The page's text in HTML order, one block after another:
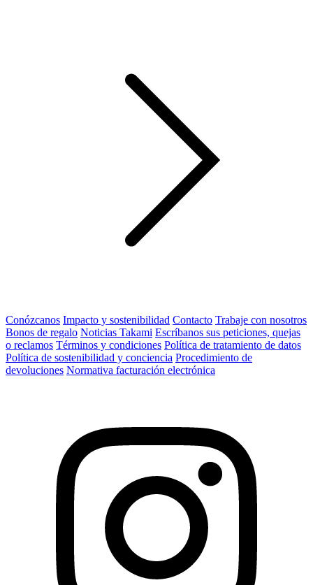
Conózcanos Impacto y sostenibilidad Contacto Trabaje con nosotros
Bonos de regalo Noticias Takami Escríbanos sus peticiones, quejas
o reclamos Términos y condiciones Política de tratamiento de datos
Política de sostenibilidad y conciencia Procedimiento de
devoluciones Normativa facturación electrónica